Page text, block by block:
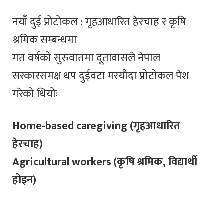
नयाँ दुई प्रोटोकल : गृहआधारित हेरचाह र कृषि
श्रमिक सम्बन्धमा
गत वर्षको सुरुवातमा दूतावासले नेपाल
सरकारसमक्ष थप दुईवटा मस्यौदा प्रोटोकल पेश
गरेको थियोः
Home-based caregiving (गृहआधारित
हेरचाह)
Agricultural workers (कृषि श्रमिक, विद्यार्थी
होइन)